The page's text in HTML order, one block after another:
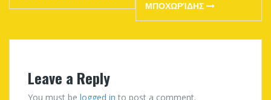
ΜΠΟΧΩΡΊΔΗΣ
Leave a Reply
You must be logged in to post a comment.